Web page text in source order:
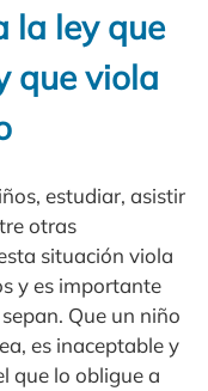
la ley que
que viola
estudiar, asistir
otras
situación viola
y es importante
Que un niño
es inaceptable y
que lo obligue a